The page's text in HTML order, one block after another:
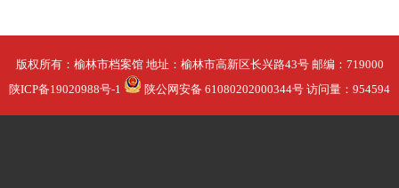
版权所有：榆林市档案馆 地址：榆林市高新区长兴路43号 邮编：719000
陕ICP备19020988号-1
陕公网安备 61080202000344号 访问量： 954594